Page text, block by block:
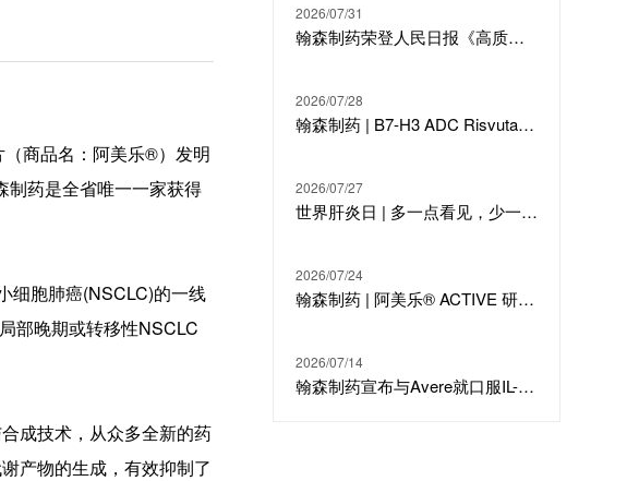
商品名：阿美乐®）发明
制药是全省唯一一家获得
胞肺癌(NSCLC)的一线
部晚期或转移性NSCLC
成技术，从众多全新的药
产物的生成，有效抑制了
2026/07/31
翰森制药荣登人民日报《高质量发展故事汇》
2026/07/28
翰森制药 | B7-H3 ADC Risvutatug Rezetecan（HS-20093）骨肉瘤III期临床ARTEMIS-011达到IRC-PFS主要终点
2026/07/27
世界肝炎日 | 多一点看见，少一点偏见，科学治疗才是打败乙肝的最强答案
2026/07/24
翰森制药 | 阿美乐® ACTIVE 研究在线发表于国际期刊 JTO
2026/07/14
翰森制药宣布与Avere就口服IL-23候选分子HS-20118达成许可合作及战略投资